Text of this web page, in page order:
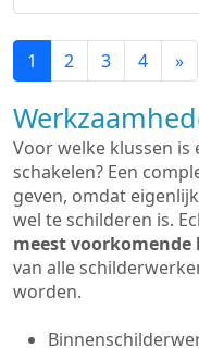
1 2 3 4 »
Voor welke klussen is
schakelen? Een
geven, omdat
wel te schilderen is.
meest voorkomende
van alle
worden.